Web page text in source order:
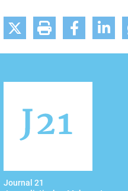
Journal 21